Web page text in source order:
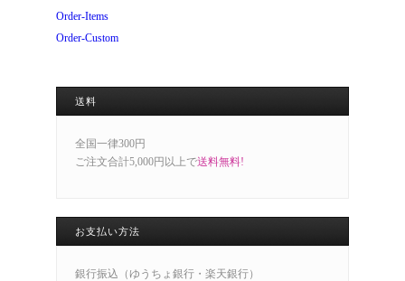
Order-Items
Order-Custom
送料
全国一律300円
ご注文合計5,000円以上で送料無料!
お支払い方法
銀行振込（ゆうちょ銀行・楽天銀行）